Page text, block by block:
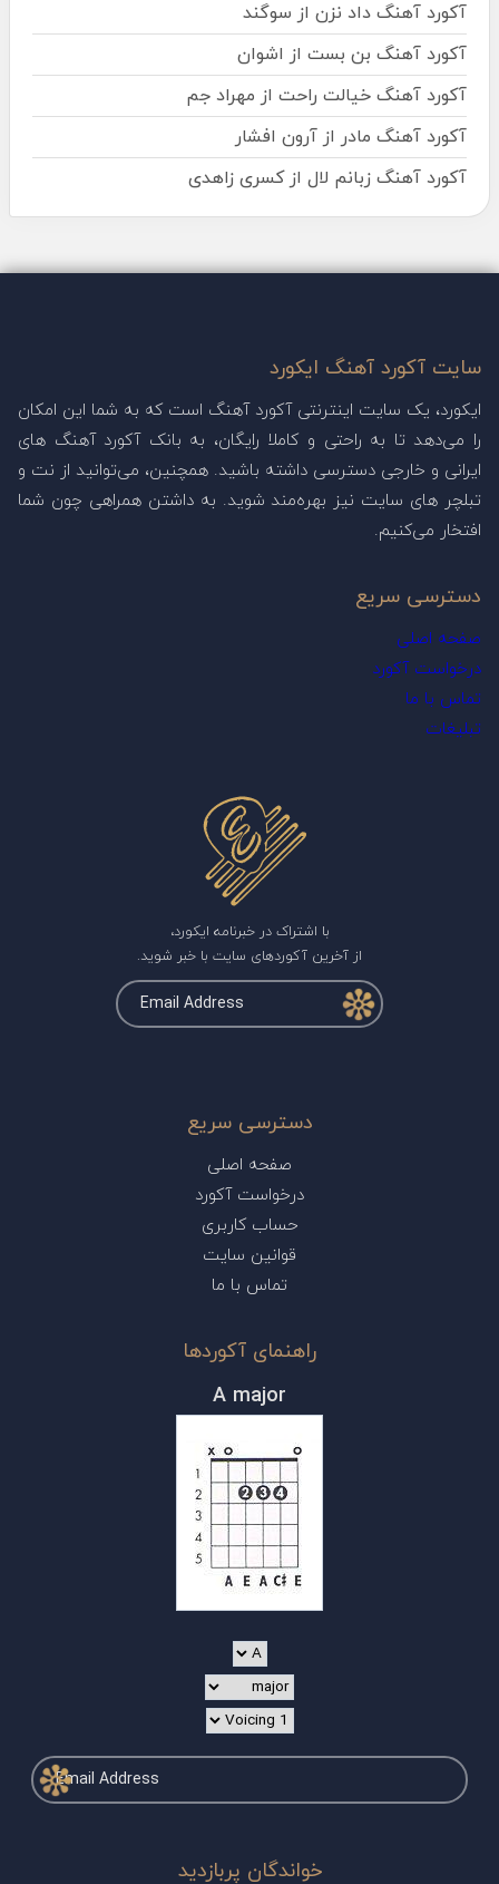
آکورد آهنگ داد نزن از سوگند
آکورد آهنگ بن بست از اشوان
آکورد آهنگ خیالت راحت از مهراد جم
آکورد آهنگ مادر از آرون افشار
آکورد آهنگ زبانم لال از کسری زاهدی
سایت آکورد آهنگ ایکورد
ایکورد، یک سایت اینترنتی آکورد آهنگ است که به شما این امکان
را می‌دهد تا به راحتی و کاملا رایگان، به بانک آکورد آهنگ های
ایرانی و خارجی دسترسی داشته باشید. همچنین، می‌توانید از نت و
تبلچر های سایت نیز بهره‌مند شوید. به داشتن همراهی چون شما
افتخار می‌کنیم.
دسترسی سریع
صفحه اصلی
درخواست آکورد
تماس با ما
تبلیغات
با اشتراک در خبرنامه ایکورد،
از آخرین آکوردهای سایت با خبر شوید.
دسترسی سریع
صفحه اصلی
درخواست آکورد
حساب کاربری
قوانین سایت
تماس با ما
راهنمای آکوردها
A major
خواندگان پربازدید